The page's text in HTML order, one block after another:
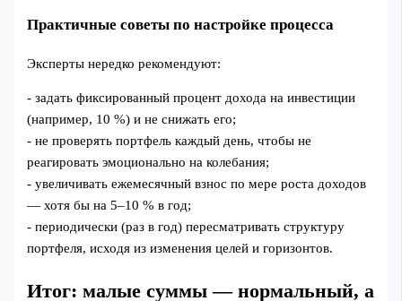
Практичные советы по настройке процесса
Эксперты нередко рекомендуют:
- задать фиксированный процент дохода на инвестиции
(например, 10 %) и не снижать его;
- не проверять портфель каждый день, чтобы не
реагировать эмоционально на колебания;
- увеличивать ежемесячный взнос по мере роста доходов
— хотя бы на 5–10 % в год;
- периодически (раз в год) пересматривать структуру
портфеля, исходя из изменения целей и горизонтов.
Итог: малые суммы — нормальный, а